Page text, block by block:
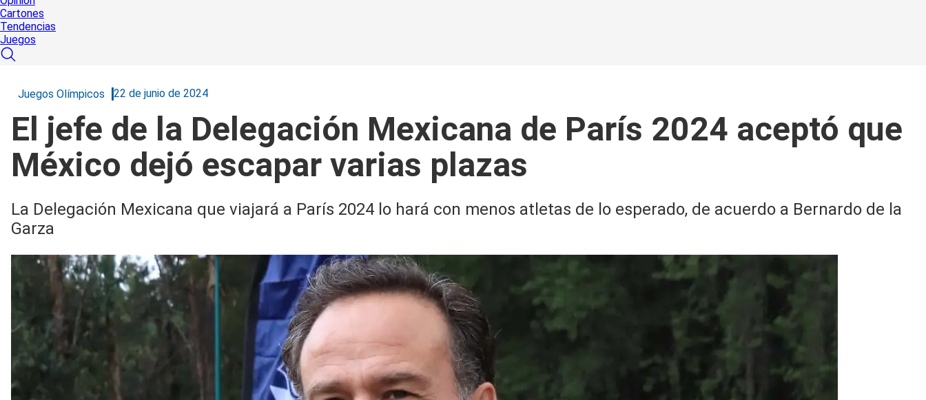
Cartones
Tendencias
Juegos
Juegos Olímpicos 22 de junio de 2024
El jefe de la Delegación Mexicana de París 2024 aceptó que
México dejó escapar varias plazas
La Delegación Mexicana que viajará a París 2024 lo hará con menos atletas de lo esperado, de acuerdo a Bernardo de la
Garza